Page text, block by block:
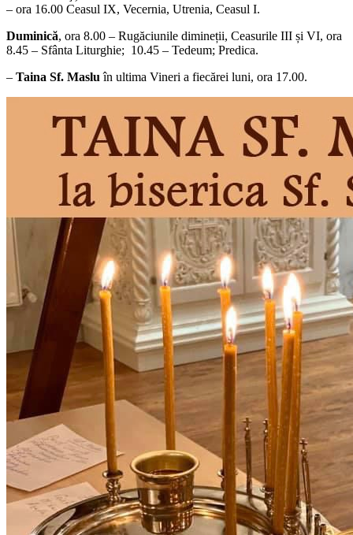
– ora 16.00 Ceasul IX, Vecernia, Utrenia, Ceasul I.
Duminică, ora 8.00 – Rugăciunile dimineții, Ceasurile III și VI, ora
8.45 – Sfânta Liturghie; 10.45 – Tedeum; Predica.
– Taina Sf. Maslu în ultima Vineri a fiecărei luni, ora 17.00.